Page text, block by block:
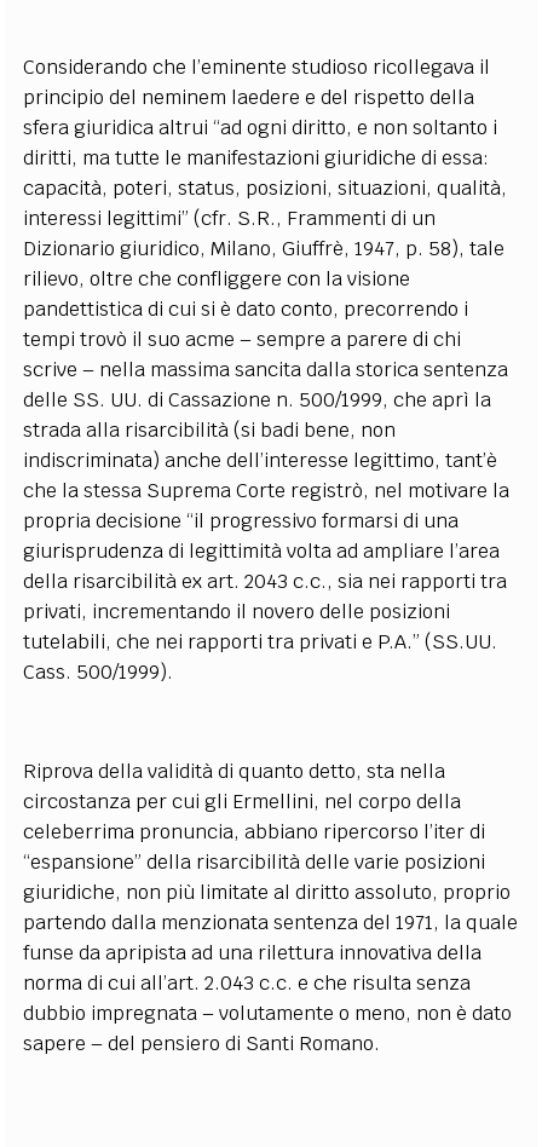
Considerando che l’eminente studioso ricollegava il
principio del neminem laedere e del rispetto della
sfera giuridica altrui “ad ogni diritto, e non soltanto i
diritti, ma tutte le manifestazioni giuridiche di essa:
capacità, poteri, status, posizioni, situazioni, qualità,
interessi legittimi” (cfr. S.R., Frammenti di un
Dizionario giuridico, Milano, Giuffrè, 1947, p. 58), tale
rilievo, oltre che confliggere con la visione
pandettistica di cui si è dato conto, precorrendo i
tempi trovò il suo acme – sempre a parere di chi
scrive – nella massima sancita dalla storica sentenza
delle SS. UU. di Cassazione n. 500/1999, che aprì la
strada alla risarcibilità (si badi bene, non
indiscriminata) anche dell’interesse legittimo, tant’è
che la stessa Suprema Corte registrò, nel motivare la
propria decisione “il progressivo formarsi di una
giurisprudenza di legittimità volta ad ampliare l’area
della risarcibilità ex art. 2043 c.c., sia nei rapporti tra
privati, incrementando il novero delle posizioni
tutelabili, che nei rapporti tra privati e P.A.” (SS.UU.
Cass. 500/1999).
Riprova della validità di quanto detto, sta nella
circostanza per cui gli Ermellini, nel corpo della
celeberrima pronuncia, abbiano ripercorso l’iter di
“espansione” della risarcibilità delle varie posizioni
giuridiche, non più limitate al diritto assoluto, proprio
partendo dalla menzionata sentenza del 1971, la quale
funse da apripista ad una rilettura innovativa della
norma di cui all’art. 2.043 c.c. e che risulta senza
dubbio impregnata – volutamente o meno, non è dato
sapere – del pensiero di Santi Romano.